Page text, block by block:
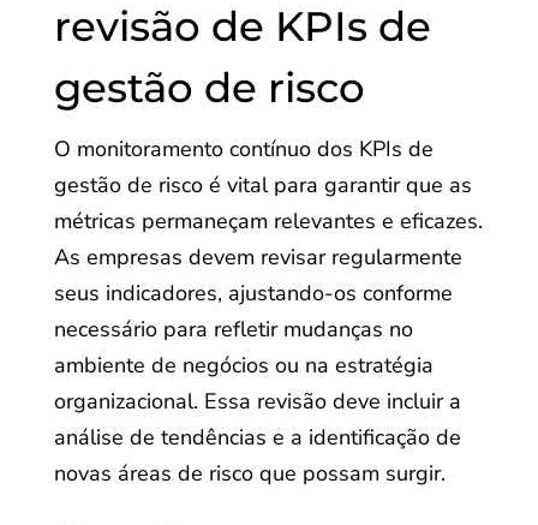
revisão de KPIs de
gestão de risco
O monitoramento contínuo dos KPIs de
gestão de risco é vital para garantir que as
métricas permaneçam relevantes e eficazes.
As empresas devem revisar regularmente
seus indicadores, ajustando-os conforme
necessário para refletir mudanças no
ambiente de negócios ou na estratégia
organizacional. Essa revisão deve incluir a
análise de tendências e a identificação de
novas áreas de risco que possam surgir.